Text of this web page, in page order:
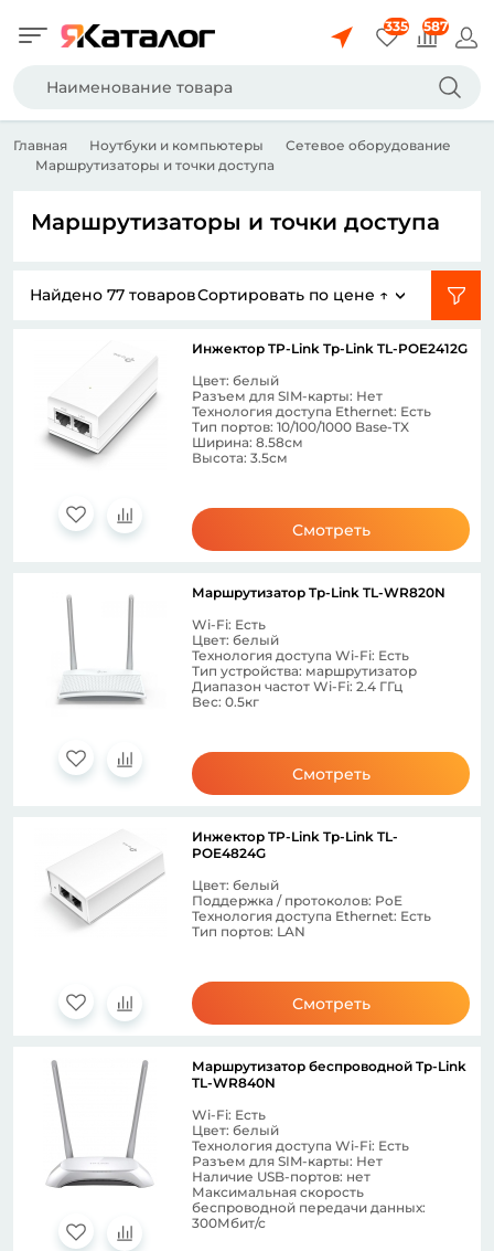
335 587
Главная Ноутбуки и компьютеры
Сетевое оборудование
Маршрутизаторы и точки доступа
Маршрутизаторы и точки доступа
Найдено 77 товаровСортироватьпо цене ↑
Инжектор TP-Link Tp-Link TL-POE2412G
Цвет: белый
Разъем для SIM-карты: Нет
Технология доступа Ethernet: Есть
Тип портов: 10/100/1000 Base-TX
Ширина: 8.58см
Высота: 3.5см
Смотреть
Маршрутизатор Tp-Link TL-WR820N
Wi-Fi: Есть
Цвет: белый
Технология доступа Wi-Fi: Есть
Тип устройства: маршрутизатор
Диапазон частот Wi-Fi: 2.4 ГГц
Вес: 0.5кг
Смотреть
Инжектор TP-Link Tp-Link TL-
POE4824G
Цвет: белый
Поддержка / протоколов: PoE
Технология доступа Ethernet: Есть
Тип портов: LAN
Смотреть
Маршрутизатор беспроводной Tp-Link
TL-WR840N
Wi-Fi: Есть
Цвет: белый
Технология доступа Wi-Fi: Есть
Разъем для SIM-карты: Нет
Наличие USB-портов: нет
Максимальная скорость
беспроводной передачи данных:
300Мбит/с